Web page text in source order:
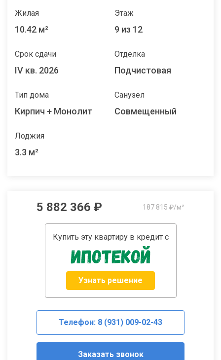
Жилая
10.42 м²
Этаж
9 из 12
Срок сдачи
IV кв. 2026
Отделка
Подчистовая
Тип дома
Кирпич + Монолит
Санузел
Совмещенный
Лоджия
3.3 м²
5 882 366 ₽ 187 815 ₽/м²
Купить эту квартиру в кредит с
Узнать решение
Телефон: 8 (931) 009-02-43
Заказать звонок